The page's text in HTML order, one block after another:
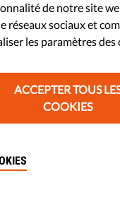
à
des
de notre site
réseaux sociaux et
les paramètres des
ACCEPTER TOUS
COOKIES